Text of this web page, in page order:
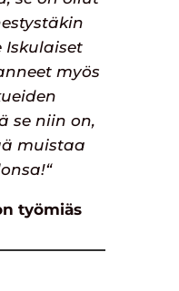
Iskulaiset
myös
se niin on,
muistaa
työmiäs